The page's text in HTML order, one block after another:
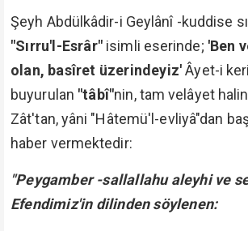
Şeyh Abdülkâdir-i Geylânî -kuddise
"Sırru'l-Esrâr" isimli eserinde; 'Ben
olan, basîret üzerindeyiz'Âyet-i
buyurulan "tâbî"nin, tam velâyet
Zât'tan, yâni "Hâtemü'l-evliyâ"dan
haber vermektedir:
"Peygamber -sallallahu aleyhi ve
Efendimiz'in dilinden söylenen: